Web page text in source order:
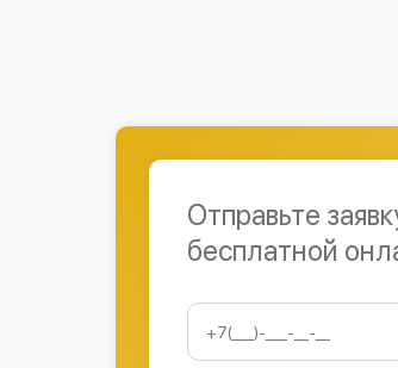
Отправьте
бесплатной